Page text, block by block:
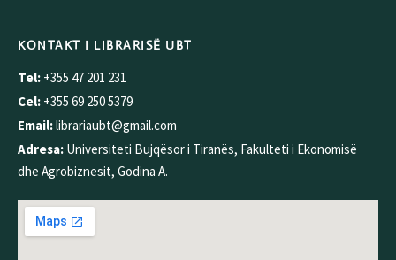
KONTAKT I LIBRARISË UBT
Tel: +355 47 201 231
Cel: +355 69 250 5379
Email:librariaubt@gmail.com
Adresa: Universiteti Bujqësor i Tiranës, Fakulteti i Ekonomisë
dhe Agrobiznesit, Godina A.